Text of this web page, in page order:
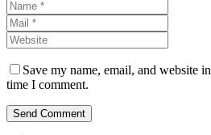
Save my name, email, and website
time I comment.
Send Comment